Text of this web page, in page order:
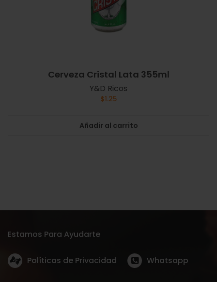
Cerveza Cristal Lata 355ml
Y&D Ricos
$1.25
Añadir al carrito
Estamos Para Ayudarte
Políticas de Privacidad Whatsapp